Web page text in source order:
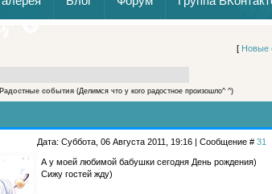
[ Новые
Радостные события (Делимся что у кого радостное произошло^ ^)
Дата: Суббота, 06 Августа 2011, 19:16 | Сообщение # 31
А у моей любимой бабушки сегодня День рождения)
Сижу гостей жду)